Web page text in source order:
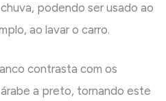
podendo ser usado ao
ao lavar o carro.
contrasta com os
a preto, tornando este